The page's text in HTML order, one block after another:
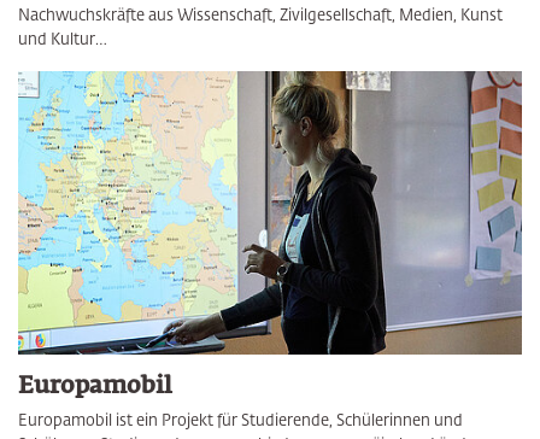
Nachwuchskräfte aus Wissenschaft, Zivilgesellschaft, Medien, Kunst
und Kultur…
Europamobil
Europamobil ist ein Projekt für Studierende, Schülerinnen und